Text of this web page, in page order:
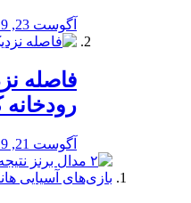
آگوست 23, 2019
️فاصله
آگوست 21, 2019